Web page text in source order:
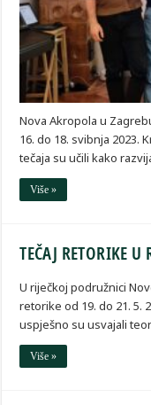
Nova Akropola u
16. do 18. svibnja 2023.
tečaja su učili kako
Više »
TEČAJ RETORIKE U
U riječkoj podružnici
retorike od 19. do 21. 5.
uspješno su usvajali
Više »